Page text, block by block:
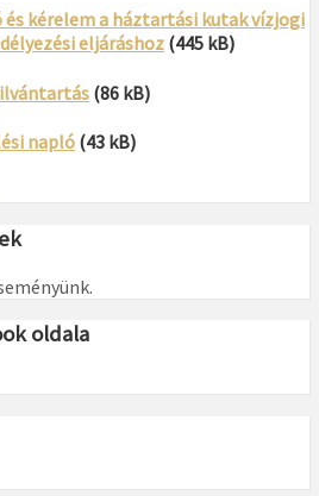
kérelem a háztartási kutak vízjogi
eljáráshoz (445 kB)
(86 kB)
napló (43 kB)
oldala